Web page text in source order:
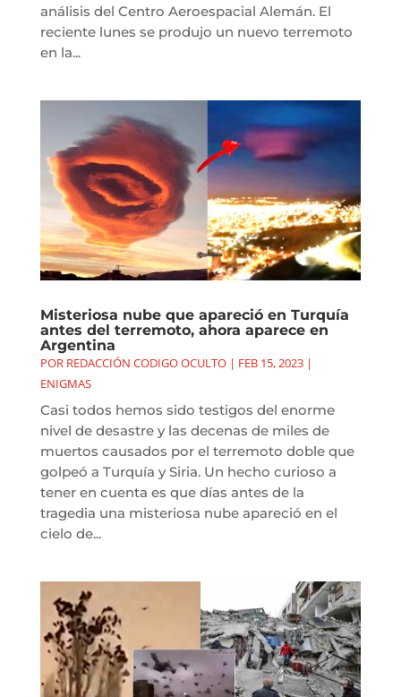
análisis del Centro Aeroespacial Alemán. El
reciente lunes se produjo un nuevo terremoto
en la...
Misteriosa nube que apareció en Turquía
antes del terremoto, ahora aparece en
Argentina
POR REDACCIÓN CODIGO OCULTO| FEB 15, 2023|
ENIGMAS
Casi todos hemos sido testigos del enorme
nivel de desastre y las decenas de miles de
muertos causados por el terremoto doble que
golpeó a Turquía y Siria. Un hecho curioso a
tener en cuenta es que días antes de la
tragedia una misteriosa nube apareció en el
cielo de...